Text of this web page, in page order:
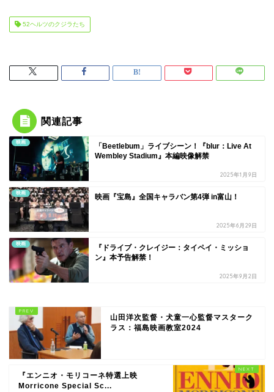
52ヘルツのクジラたち
関連記事
映画
「Beetlebum」ライブシーン！『blur：Live At
Wembley Stadium』本編映像解禁
2025年1月9日
映画 映画『宝島』全国キャラバン第4弾 in富山！
2025年6月29日
映画
『ドライブ・クレイジー：タイペイ・ミッショ
ン』本予告解禁！
2025年9月2日
山田洋次監督・犬童一心監督マスターク
ラス：福島映画教室2024
『エンニオ・モリコーネ特選上映
Morricone Special Sc...